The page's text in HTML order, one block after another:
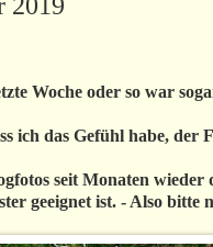
Woche oder so war
ich das Gefühl habe,
seit Monaten
geeignet ist. - Also bitte